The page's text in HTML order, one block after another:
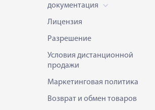
документация
Лицензия
Разрешение
Условия дистанционной
продажи
Маркетинговая политика
Возврат и обмен товаров